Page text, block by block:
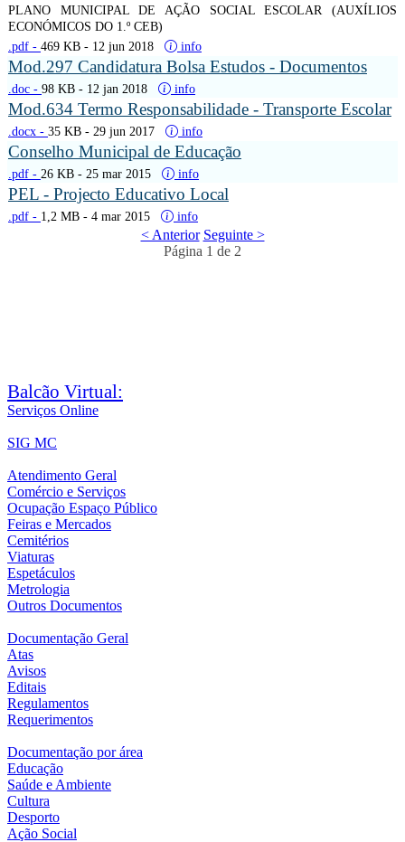
PLANO MUNICIPAL DE AÇÃO SOCIAL ESCOLAR (AUXÍLIOS
ECONÓMICOS DO 1.º CEB)
.pdf - 469 KB - 12 jun 2018 info
Mod.297 Candidatura Bolsa Estudos - Documentos
.doc - 98 KB - 12 jan 2018 info
Mod.634 Termo Responsabilidade - Transporte Escolar
.docx - 35 KB - 29 jun 2017 info
Conselho Municipal de Educação
.pdf - 26 KB - 25 mar 2015 info
PEL - Projecto Educativo Local
.pdf - 1,2 MB - 4 mar 2015 info
< Anterior Seguinte >
Página 1 de 2
Balcão Virtual:
Serviços Online
SIG MC
Atendimento Geral
Comércio e Serviços
Ocupação Espaço Público
Feiras e Mercados
Cemitérios
Viaturas
Espetáculos
Metrologia
Outros Documentos
Documentação Geral
Atas
Avisos
Editais
Regulamentos
Requerimentos
Documentação por área
Educação
Saúde e Ambiente
Cultura
Desporto
Ação Social